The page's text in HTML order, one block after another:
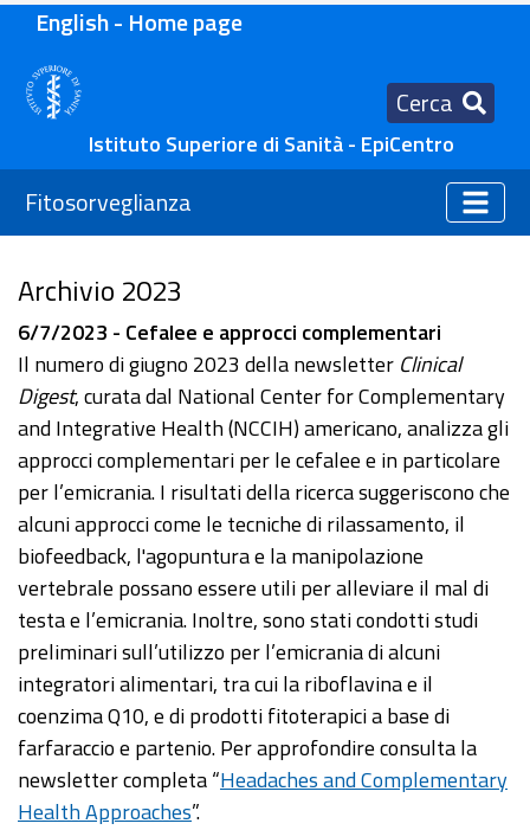
English - Home page
Cerca
Istituto Superiore di Sanità - EpiCentro
Fitosorveglianza
Archivio 2023
6/7/2023 - Cefalee e approcci complementari
Il numero di giugno 2023 della newsletter Clinical
Digest, curata dal National Center for Complementary
and Integrative Health (NCCIH) americano, analizza gli
approcci complementari per le cefalee e in particolare
per l’emicrania. I risultati della ricerca suggeriscono che
alcuni approcci come le tecniche di rilassamento, il
biofeedback, l'agopuntura e la manipolazione
vertebrale possano essere utili per alleviare il mal di
testa e l’emicrania. Inoltre, sono stati condotti studi
preliminari sull’utilizzo per l’emicrania di alcuni
integratori alimentari, tra cui la riboflavina e il
coenzima Q10, e di prodotti fitoterapici a base di
farfaraccio e partenio. Per approfondire consulta la
newsletter completa “Headaches and Complementary
Health Approaches”.